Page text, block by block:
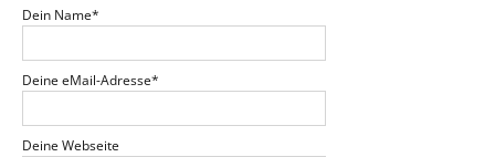
Dein Name*
Deine eMail-Adresse*
Deine Webseite